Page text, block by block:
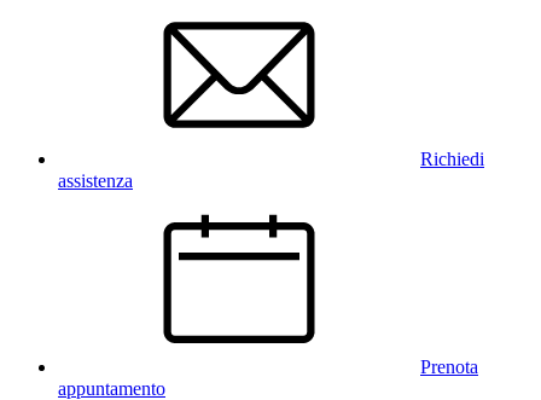
Richiedi
assistenza
Prenota
appuntamento